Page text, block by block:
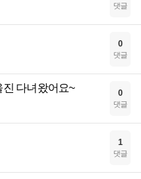
댓글
0
댓글
진 다녀왔어요~ 0
댓글
1
댓글